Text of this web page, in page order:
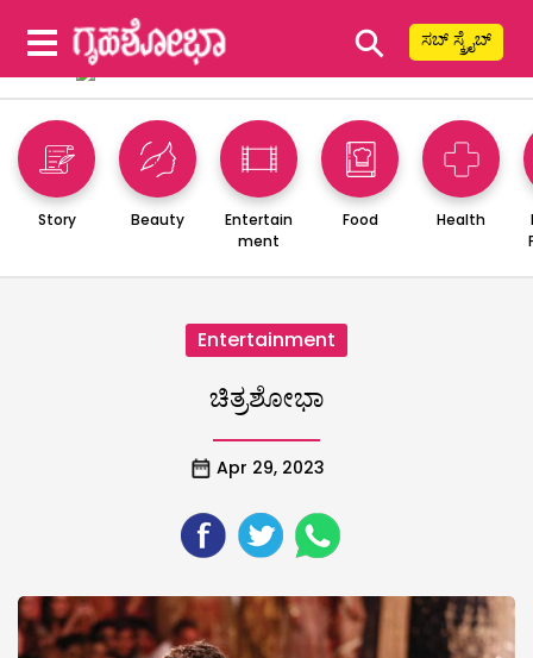
⚲ ಸಬ್ ಸ್ಕ್ರೈಬ್
Story Beauty
Entertain
ment
Food Health
Entertainment
ಚಿತ್ರಶೋಭಾ
Apr 29, 2023